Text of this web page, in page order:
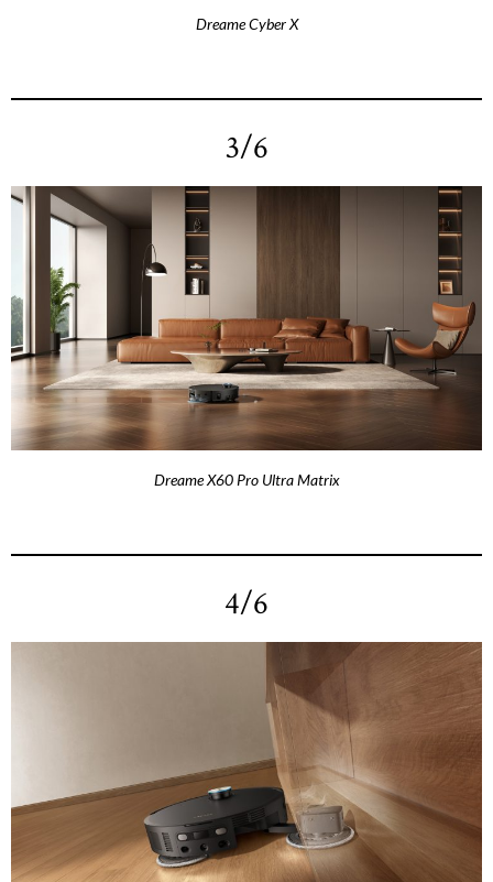
Dreame Cyber X
3/6
Dreame X60 Pro Ultra Matrix
4/6